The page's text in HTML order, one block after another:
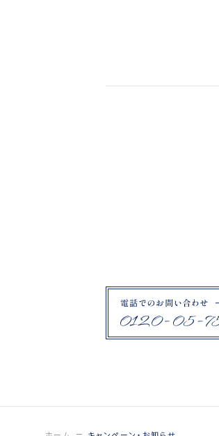
来店のご予約